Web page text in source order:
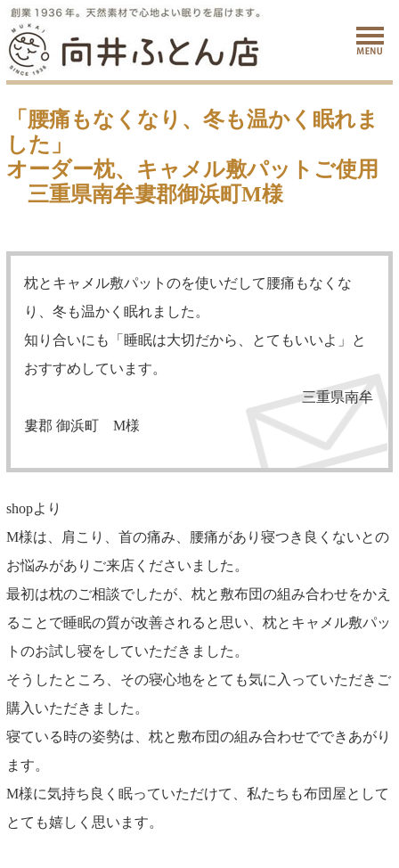
「腰痛もなくなり、冬も温かく眠れま
した」
オーダー枕、キャメル敷パットご使用
三重県南牟婁郡御浜町M様
枕とキャメル敷パットのを使いだして腰痛もなくな
り、冬も温かく眠れました。
知り合いにも「睡眠は大切だから、とてもいいよ」と
おすすめしています。
三重県南牟
婁郡 御浜町 M様
shopより
M様は、肩こり、首の痛み、腰痛があり寝つき良くないとの
お悩みがありご来店くださいました。
最初は枕のご相談でしたが、枕と敷布団の組み合わせをかえ
ることで睡眠の質が改善されると思い、枕とキャメル敷パッ
トのお試し寝をしていただきました。
そうしたところ、その寝心地をとても気に入っていただきご
購入いただきました。
寝ている時の姿勢は、枕と敷布団の組み合わせでできあがり
ます。
M様に気持ち良く眠っていただけて、私たちも布団屋として
とても嬉しく思います。